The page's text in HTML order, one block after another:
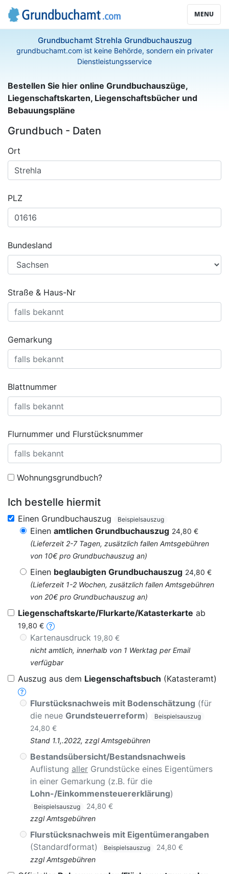
MENU
Grundbuchamt Strehla Grundbuchauszug
grundbuchamt.com ist keine Behörde, sondern ein privater
Dienstleistungsservice
Bestellen Sie hier online Grundbuchauszüge,
Liegenschaftskarten, Liegenschaftsbücher und
Bebauungspläne
Grundbuch - Daten
Ort
PLZ
Bundesland
Straße & Haus-Nr
Gemarkung
Blattnummer
Flurnummer und Flurstücksnummer
Wohnungsgrundbuch?
Ich bestelle hiermit
Einen Grundbuchauszug Beispielsauszug
Einen amtlichen Grundbuchauszug 24,80 €
(Lieferzeit 2-7 Tagen, zusätzlich fallen Amtsgebühren
von 10€ pro Grundbuchauszug an)
Einen beglaubigten Grundbuchauszug 24,80 €
(Lieferzeit 1-2 Wochen, zusätzlich fallen Amtsgebühren
von 20€ pro Grundbuchauszug an)
Liegenschaftskarte/Flurkarte/Katasterkarte ab
19,80 €
Kartenausdruck 19,80 €
nicht amtlich, innerhalb von 1 Werktag per Email
verfügbar
Auszug aus dem Liegenschaftsbuch (Katasteramt)
Flurstücksnachweis mit Bodenschätzung (für
die neue Grundsteuerreform) Beispielsauszug
24,80 €
Stand 1.1,.2022, zzgl Amtsgebühren
Bestandsübersicht/Bestandsnachweis
Auflistung aller Grundstücke eines Eigentümers
in einer Gemarkung (z.B. für die
Lohn-/Einkommensteuererklärung)
Beispielsauszug
24,80 €
zzgl Amtsgebühren
Flurstücksnachweis mit Eigentümerangaben
(Standardformat)
Beispielsauszug
24,80 €
zzgl Amtsgebühren